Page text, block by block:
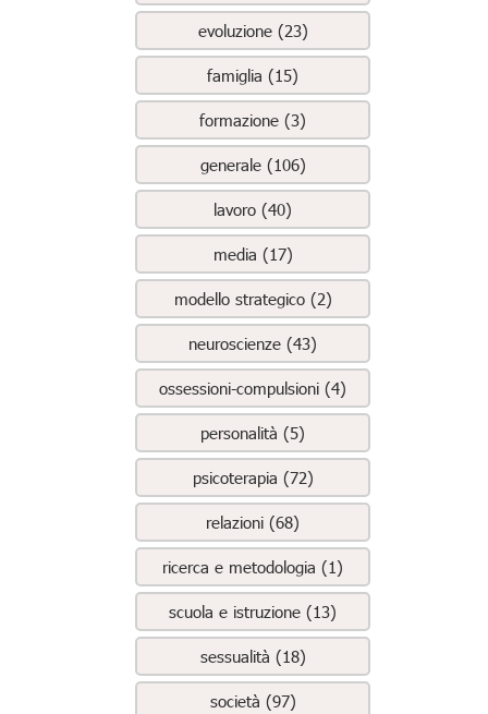
evoluzione (23)
famiglia (15)
formazione (3)
generale (106)
lavoro (40)
media (17)
modello strategico (2)
neuroscienze (43)
ossessioni-compulsioni (4)
personalità (5)
psicoterapia (72)
relazioni (68)
ricerca e metodologia (1)
scuola e istruzione (13)
sessualità (18)
società (97)